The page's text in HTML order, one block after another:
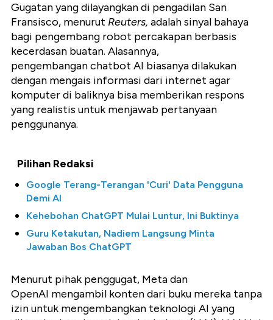
Gugatan yang dilayangkan di pengadilan San
Fransisco, menurut Reuters, adalah sinyal bahaya
bagi pengembang robot percakapan berbasis
kecerdasan buatan. Alasannya,
pengembangan chatbot AI biasanya dilakukan
dengan mengais informasi dari internet agar
komputer di baliknya bisa memberikan respons
yang realistis untuk menjawab pertanyaan
penggunanya.
Pilihan Redaksi
Google Terang-Terangan 'Curi' Data Pengguna
Demi AI
Kehebohan ChatGPT Mulai Luntur, Ini Buktinya
Guru Ketakutan, Nadiem Langsung Minta
Jawaban Bos ChatGPT
Menurut pihak penggugat, Meta dan
OpenAI mengambil konten dari buku mereka tanpa
izin untuk mengembangkan teknologi AI yang